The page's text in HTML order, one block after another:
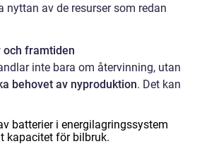
nyttan av de resurser som redan
och framtiden
inte bara om återvinning, utan
behovet av nyproduktion. Det kan
batterier i energilagringssystem
kapacitet för bilbruk.